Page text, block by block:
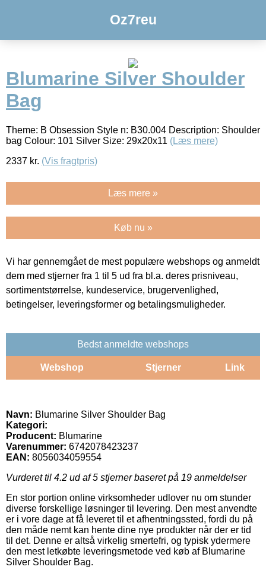
Oz7reu
Blumarine Silver Shoulder
Bag
Theme: B Obsession Style n: B30.004 Description: Shoulder
bag Colour: 101 Silver Size: 29x20x11 (Læs mere)
2337 kr. (Vis fragtpris)
Læs mere »
Køb nu »
Vi har gennemgået de mest populære webshops og anmeldt
dem med stjerner fra 1 til 5 ud fra bl.a. deres prisniveau,
sortimentstørrelse, kundeservice, brugervenlighed,
betingelser, leveringsformer og betalingsmuligheder.
Bedst anmeldte webshops
Webshop Stjerner Link
Navn: Blumarine Silver Shoulder Bag
Kategori:
Producent: Blumarine
Varenummer: 6742078423237
EAN: 8056034059554
Vurderet til 4.2 ud af 5 stjerner baseret på 19 anmeldelser
En stor portion online virksomheder udlover nu om stunder
diverse forskellige løsninger til levering. Den mest anvendte
er i vore dage at få leveret til et afhentningssted, fordi du på
den måde nemt kan hente dine nye produkter når der er tid
til det. Denne er altså virkelig smertefri, og typisk ydermere
den mest letkøbte leveringsmetode ved køb af Blumarine
Silver Shoulder Bag.